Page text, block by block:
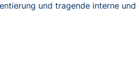
und tragende interne